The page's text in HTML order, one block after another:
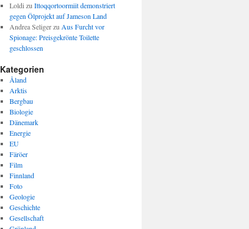
Loldi zu Ittoqqortoormiit demonstriert
gegen Ölprojekt auf Jameson Land
Andrea Seligerzu Aus Furcht vor
Spionage: Preisgekrönte Toilette
geschlossen
Kategorien
Åland
Arktis
Bergbau
Biologie
Dänemark
Energie
EU
Färöer
Film
Finnland
Foto
Geologie
Geschichte
Gesellschaft